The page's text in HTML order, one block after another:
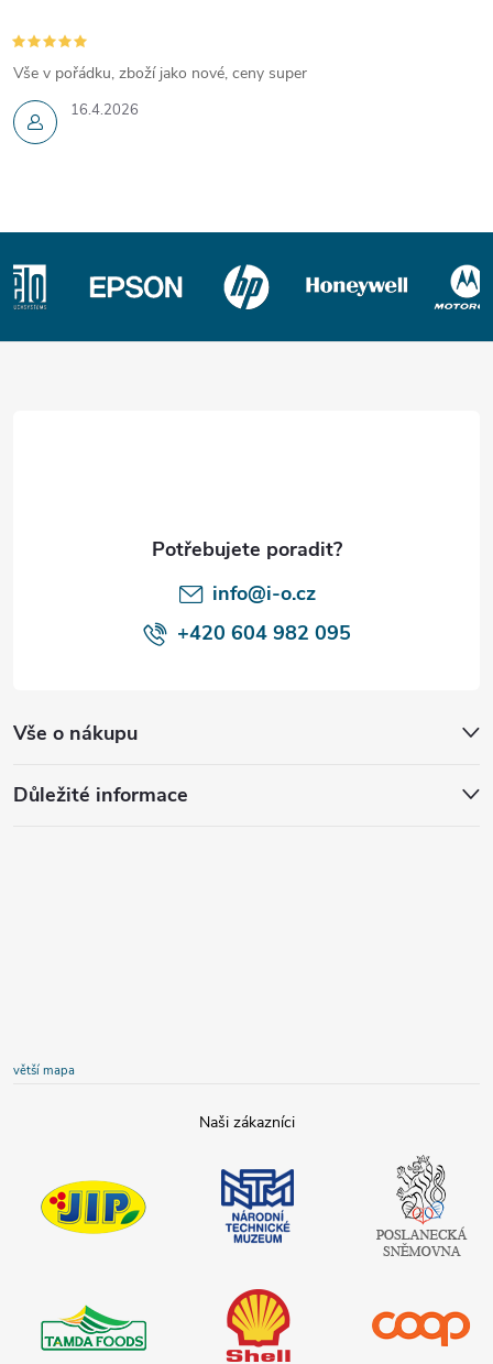
16.4.2026
Vše v pořádku, zboží jako nové, ceny super
Z
info@i-o.cz
+420 604 982 095
Vše o nákupu
Důležité informace
větší mapa
technické
muzeum
Poslanecká
sněmovna
České
republiky